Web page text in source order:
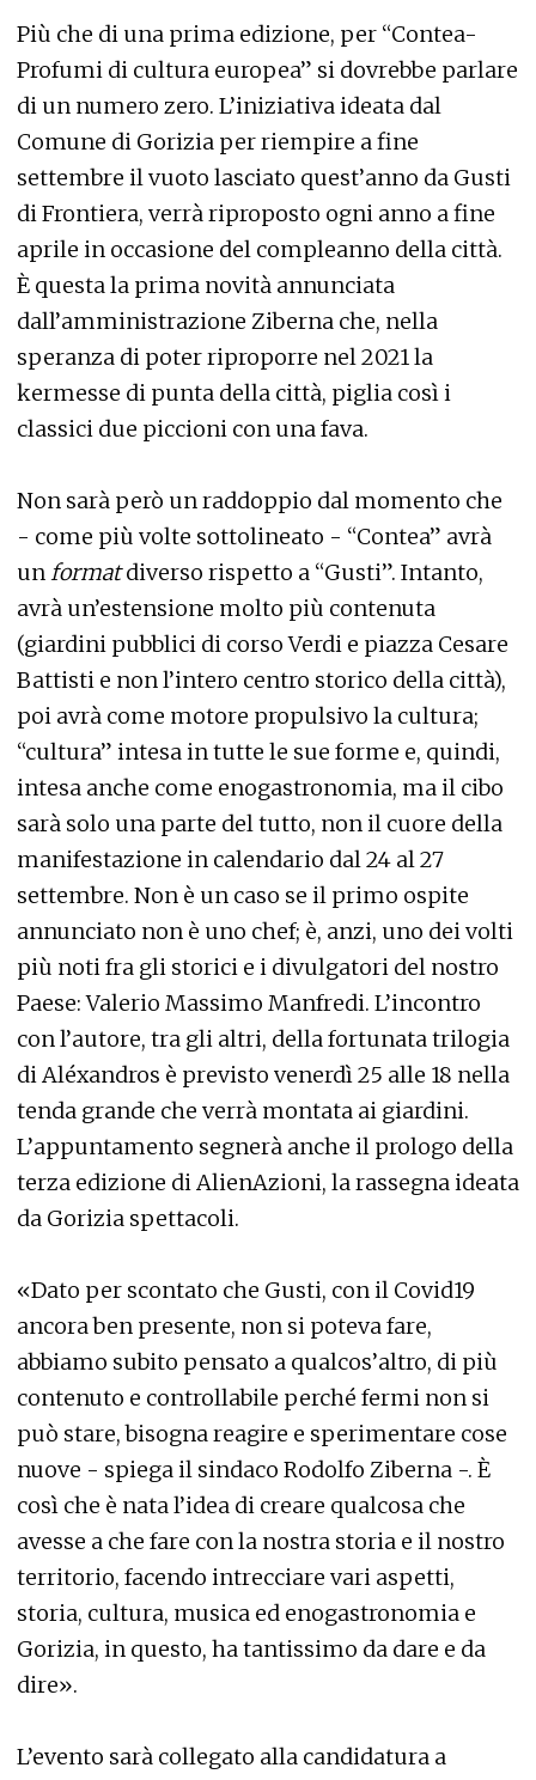
Più che di una prima edizione, per “Contea-
Profumi di cultura europea” si dovrebbe parlare
di un numero zero. L’iniziativa ideata dal
Comune di Gorizia per riempire a fine
settembre il vuoto lasciato quest’anno da Gusti
di Frontiera, verrà riproposto ogni anno a fine
aprile in occasione del compleanno della città.
È questa la prima novità annunciata
dall’amministrazione Ziberna che, nella
speranza di poter riproporre nel 2021 la
kermesse di punta della città, piglia così i
classici due piccioni con una fava.
Non sarà però un raddoppio dal momento che
- come più volte sottolineato - “Contea” avrà
unformatdiverso rispetto a “Gusti”. Intanto,
avrà un’estensione molto più contenuta
(giardini pubblici di corso Verdi e piazza Cesare
Battisti e non l’intero centro storico della città),
poi avrà come motore propulsivo la cultura;
“cultura” intesa in tutte le sue forme e, quindi,
intesa anche come enogastronomia, ma il cibo
sarà solo una parte del tutto, non il cuore della
manifestazione in calendario dal 24 al 27
settembre. Non è un caso se il primo ospite
annunciato non è uno chef; è, anzi, uno dei volti
più noti fra gli storici e i divulgatori del nostro
Paese: Valerio Massimo Manfredi. L’incontro
con l’autore, tra gli altri, della fortunata trilogia
di Aléxandros è previsto venerdì 25 alle 18 nella
tenda grande che verrà montata ai giardini.
L’appuntamento segnerà anche il prologo della
terza edizione di AlienAzioni, la rassegna ideata
da Gorizia spettacoli.
«Dato per scontato che Gusti, con il Covid19
ancora ben presente, non si poteva fare,
abbiamo subito pensato a qualcos’altro, di più
contenuto e controllabile perché fermi non si
può stare, bisogna reagire e sperimentare cose
nuove - spiega il sindaco Rodolfo Ziberna -. È
così che è nata l’idea di creare qualcosa che
avesse a che fare con la nostra storia e il nostro
territorio, facendo intrecciare vari aspetti,
storia, cultura, musica ed enogastronomia e
Gorizia, in questo, ha tantissimo da dare e da
dire».
L’evento sarà collegato alla candidatura a